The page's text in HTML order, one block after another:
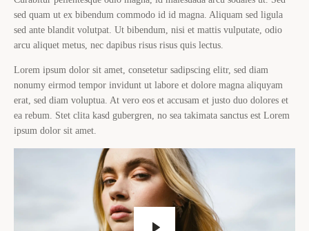
sed quam ut ex bibendum commodo id id magna. Aliquam sed ligula
sed ante blandit volutpat. Ut bibendum, nisi et mattis vulputate, odio
arcu aliquet metus, nec dapibus risus risus quis lectus.
Lorem ipsum dolor sit amet, consetetur sadipscing elitr, sed diam
nonumy eirmod tempor invidunt ut labore et dolore magna aliquyam
erat, sed diam voluptua. At vero eos et accusam et justo duo dolores et
ea rebum. Stet clita kasd gubergren, no sea takimata sanctus est Lorem
ipsum dolor sit amet.